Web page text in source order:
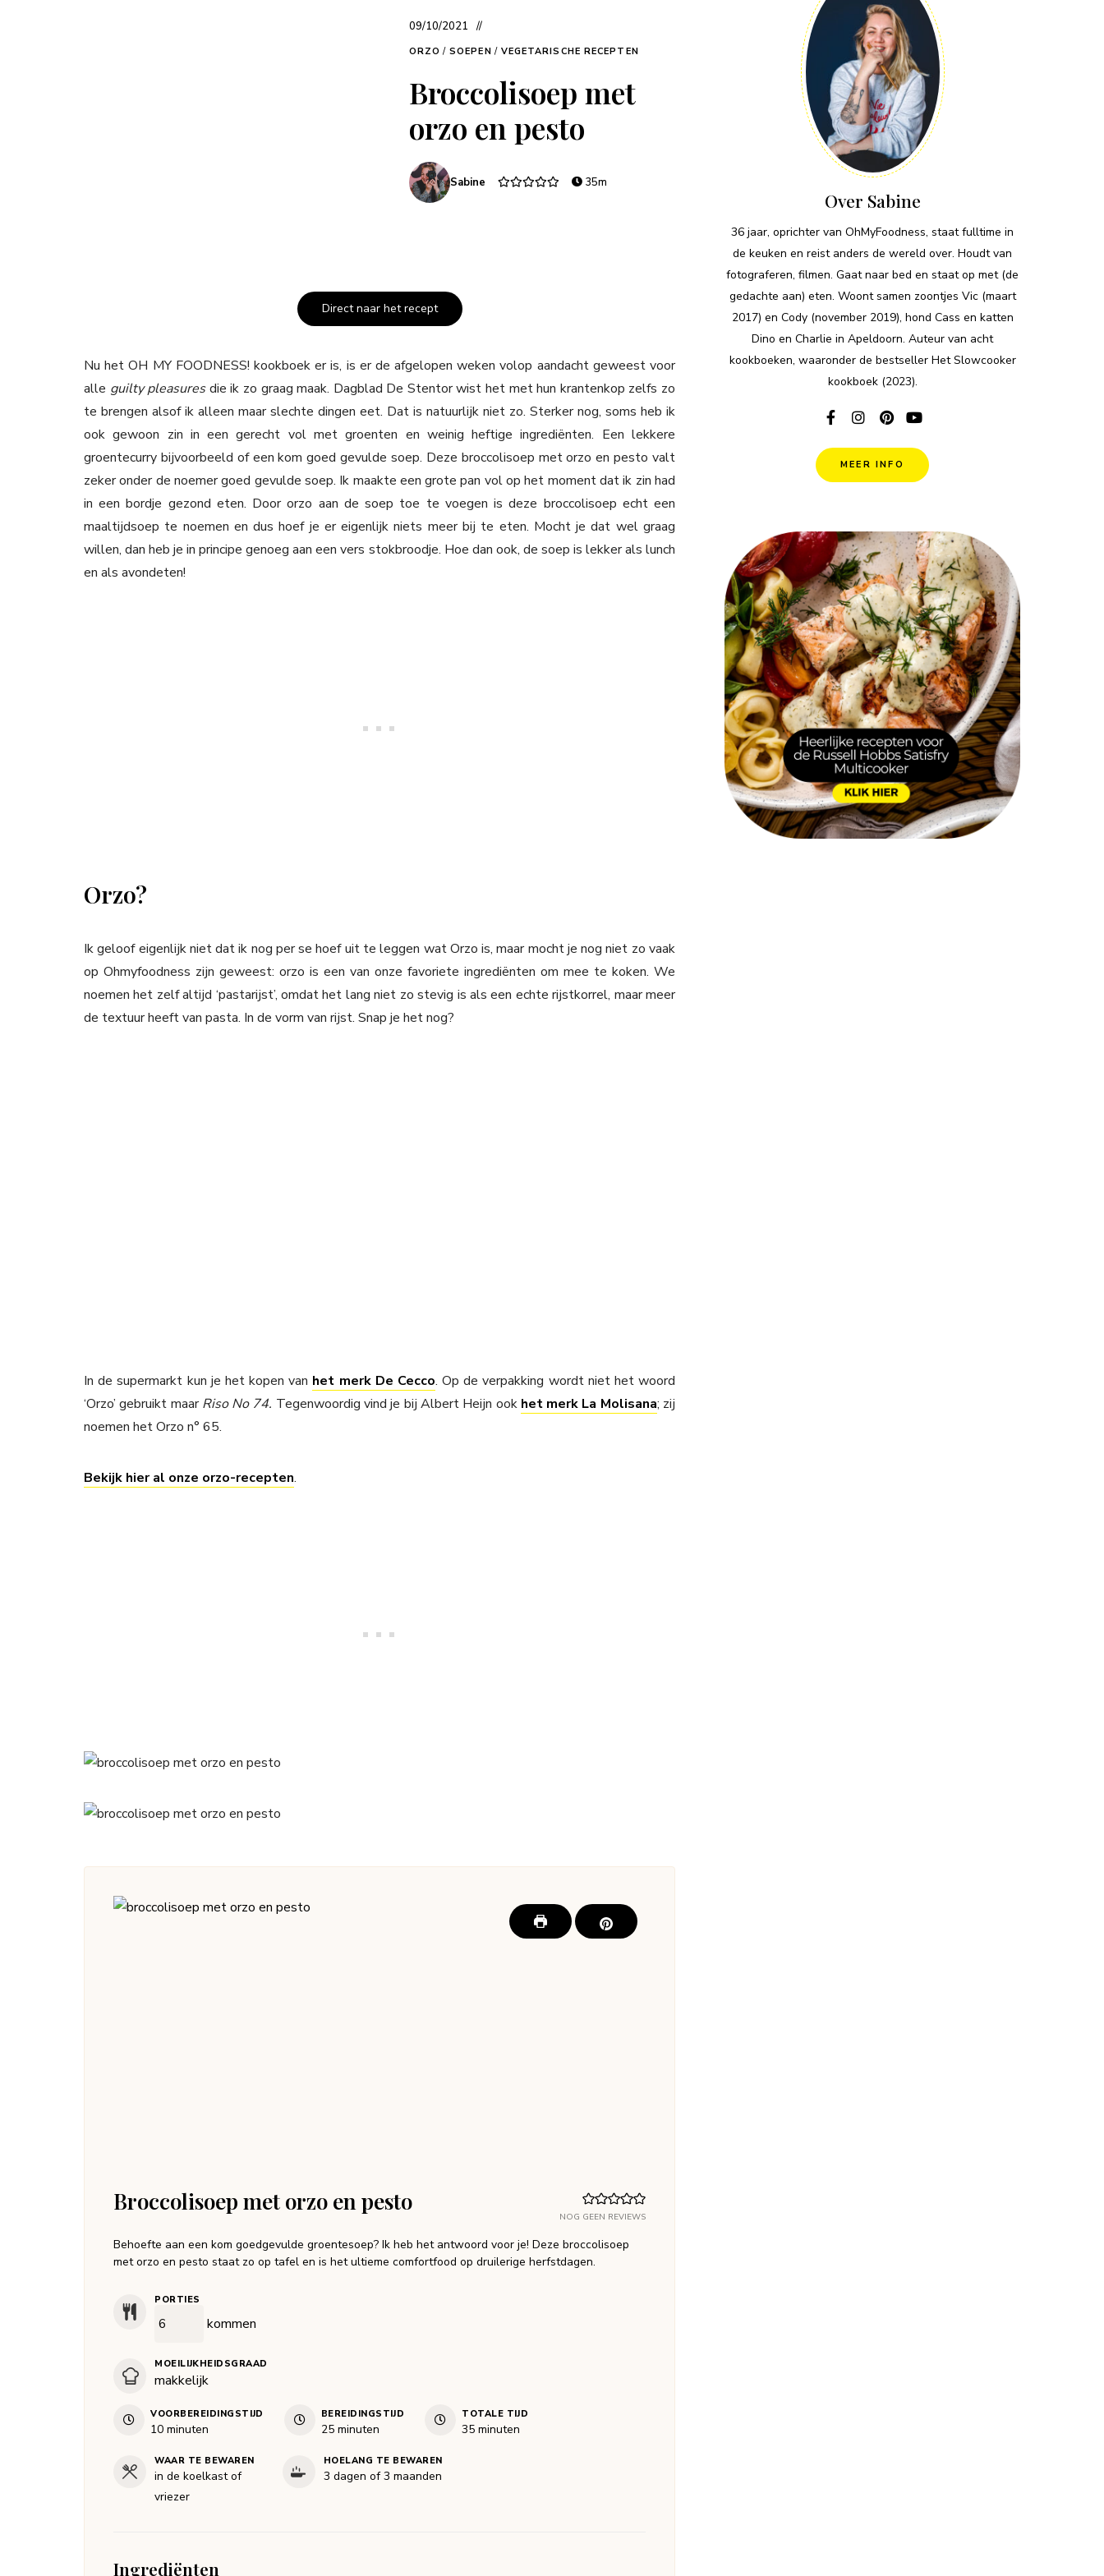
09/10/2021
ORZO / SOEPEN / VEGETARISCHE RECEPTEN
Broccolisoep met
orzo en pesto
Sabine 35m
Direct naar het recept
Nu het OH MY FOODNESS! kookboek er is, is er de afgelopen weken volop aandacht geweest voor
alle guilty pleasuresdie ik zo graag maak. Dagblad De Stentor wist het met hun krantenkop zelfs zo
te brengen alsof ik alleen maar slechte dingen eet. Dat is natuurlijk niet zo. Sterker nog, soms heb ik
ook gewoon zin in een gerecht vol met groenten en weinig heftige ingrediënten. Een lekkere
groentecurry bijvoorbeeld of een kom goed gevulde soep. Deze broccolisoep met orzo en pesto valt
zeker onder de noemer goed gevulde soep. Ik maakte een grote pan vol op het moment dat ik zin had
in een bordje gezond eten. Door orzo aan de soep toe te voegen is deze broccolisoep echt een
maaltijdsoep te noemen en dus hoef je er eigenlijk niets meer bij te eten. Mocht je dat wel graag
willen, dan heb je in principe genoeg aan een vers stokbroodje. Hoe dan ook, de soep is lekker als lunch
en als avondeten!
Orzo?
Ik geloof eigenlijk niet dat ik nog per se hoef uit te leggen wat Orzo is, maar mocht je nog niet zo vaak
op Ohmyfoodness zijn geweest: orzo is een van onze favoriete ingrediënten om mee te koken. We
noemen het zelf altijd ‘pastarijst’, omdat het lang niet zo stevig is als een echte rijstkorrel, maar meer
de textuur heeft van pasta. In de vorm van rijst. Snap je het nog?
In de supermarkt kun je het kopen van het merk De Cecco. Op de verpakking wordt niet het woord
‘Orzo’ gebruikt maarRiso No 74. Tegenwoordig vind je bij Albert Heijn ook het merk La Molisana; zij
noemen het Orzo n° 65.
Bekijk hier al onze orzo-recepten.
NOG GEEN REVIEWS
Broccolisoep met orzo en pesto
Behoefte aan een kom goedgevulde groentesoep? Ik heb het antwoord voor je! Deze broccolisoep
met orzo en pesto staat zo op tafel en is het ultieme comfortfood op druilerige herfstdagen.
PORTIES
kommen
MOEILIJKHEIDSGRAAD
makkelijk
VOORBEREIDINGSTIJD
10minuten
minuten
BEREIDINGSTIJD
25minuten
minuten
TOTALE TIJD
35minuten
minuten
WAAR TE BEWAREN
in de koelkast of
vriezer
HOELANG TE BEWAREN
3 dagen of 3 maanden
Ingrediënten
Over Sabine
36 jaar, oprichter van OhMyFoodness, staat fulltime in
de keuken en reist anders de wereld over. Houdt van
fotograferen, filmen. Gaat naar bed en staat op met (de
gedachte aan) eten. Woont samen zoontjes Vic (maart
2017) en Cody (november 2019), hond Cass en katten
Dino en Charlie in Apeldoorn. Auteur van acht
kookboeken, waaronder de bestseller Het Slowcooker
kookboek (2023).
MEER INFO